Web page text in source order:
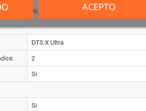
No indicado
DTS:X Ultra
2
Si
Si
ACEPTO